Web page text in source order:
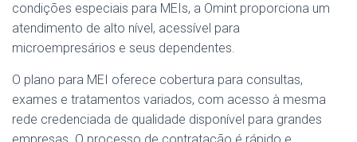
condições especiais para MEIs, a Omint proporciona um
atendimento de alto nível, acessível para
microempresários e seus dependentes.
O plano para MEI oferece cobertura para consultas,
exames e tratamentos variados, com acesso à mesma
rede credenciada de qualidade disponível para grandes